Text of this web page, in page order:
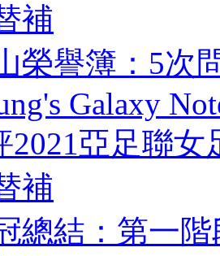
補
榮譽簿：5
Galaxy
亞足聯女
補
總結：第